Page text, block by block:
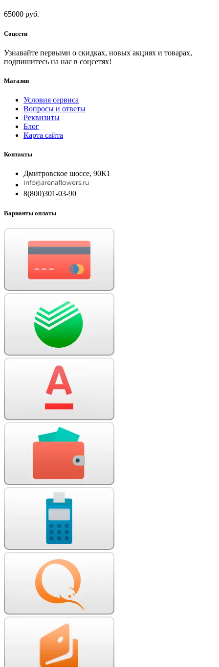
65000 руб.
Соцсети
Узнавайте первыми о скидках, новых акциях и товарах,
подпишитесь на нас в соцсетях!
Магазин
Условия сервиса
Вопросы и ответы
Реквизиты
Блог
Карта сайта
Контакты
Дмитровское шоссе, 90К1
8(800)301-03-90
Варианты оплаты